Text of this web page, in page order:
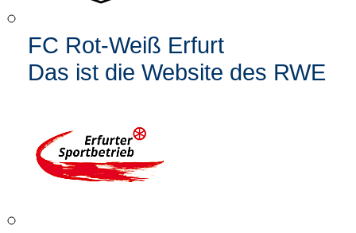
FC Rot-Weiß Erfurt
Das ist die Website des RWE